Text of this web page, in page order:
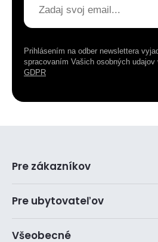
Prihlásením na odber newslettera
spracovaním Vašich osobných udajov
GDPR
Pre zákazníkov
Pre ubytovateľov
Všeobecné